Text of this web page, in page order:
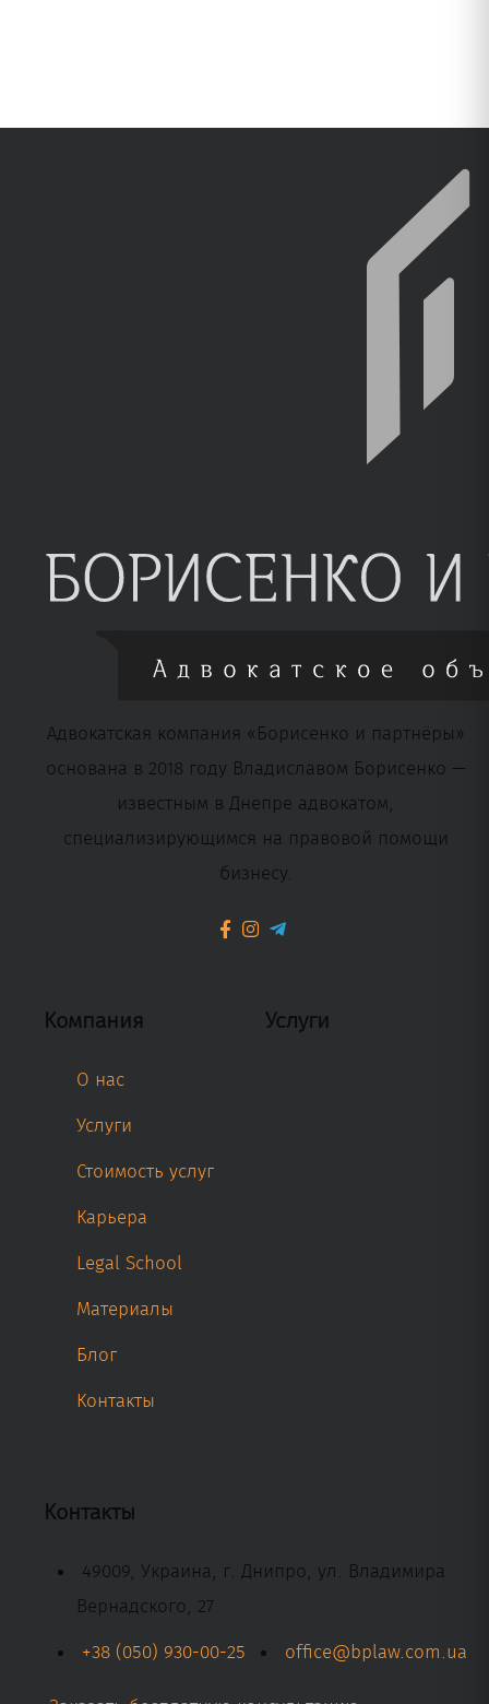
Адвокатская компания «Борисенко и партнёры»
основана в 2018 году Владиславом Борисенко —
известным в Днепре адвокатом,
специализирующимся на правовой помощи
бизнесу.
Компания
О нас
Услуги
Стоимость услуг
Карьера
Legal School
Материалы
Блог
Контакты
Услуги
Контакты
49009, Украина, г. Днипро, ул. Владимира
Вернадского, 27
+38 (050) 930-00-25
office@bplaw.com.ua